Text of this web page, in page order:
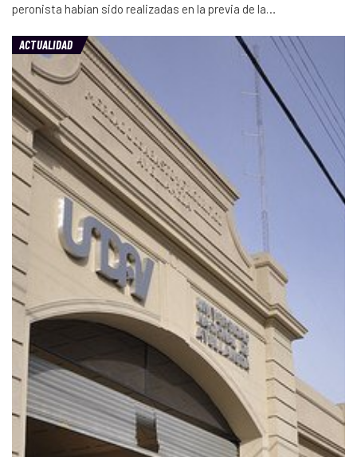
peronista habían sido realizadas en la previa de la…
ACTUALIDAD